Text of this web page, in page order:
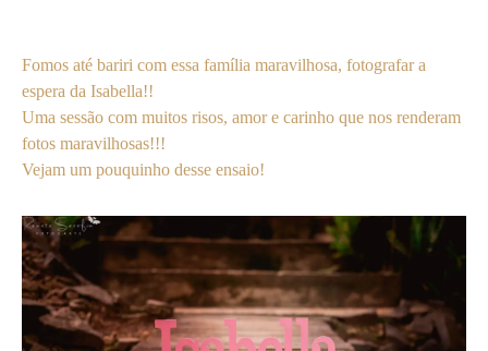
Fomos até bariri com essa família maravilhosa, fotografar a
espera da Isabella!!
Uma sessão com muitos risos, amor e carinho que nos renderam
fotos maravilhosas!!!
Vejam um pouquinho desse ensaio!